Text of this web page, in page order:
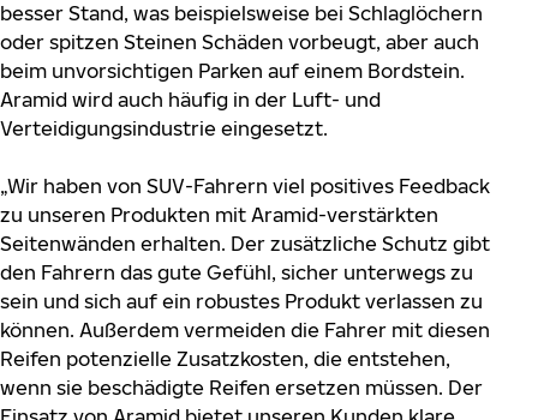
besser Stand, was beispielsweise bei Schlaglöchern
oder spitzen Steinen Schäden vorbeugt, aber auch
beim unvorsichtigen Parken auf einem Bordstein.
Aramid wird auch häufig in der Luft- und
Verteidigungsindustrie eingesetzt.
„Wir haben von SUV-Fahrern viel positives Feedback
zu unseren Produkten mit Aramid-verstärkten
Seitenwänden erhalten. Der zusätzliche Schutz gibt
den Fahrern das gute Gefühl, sicher unterwegs zu
sein und sich auf ein robustes Produkt verlassen zu
können. Außerdem vermeiden die Fahrer mit diesen
Reifen potenzielle Zusatzkosten, die entstehen,
wenn sie beschädigte Reifen ersetzen müssen. Der